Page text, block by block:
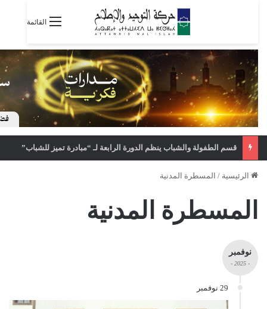
القائمة
قسم الطفولة والشباب ينظم الدورة الرابعة لـ “مبادرة تميز للشباب”
الرئيسية / المسطرة المدنية
المسطرة المدنية
نوفمبر
- 2025 -
29 نوفمبر